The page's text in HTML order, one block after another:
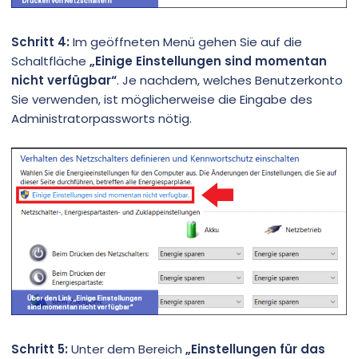
Schritt 4:Im geöffneten Menü gehen Sie auf die
Schaltfläche „Einige Einstellungen sind momentan
nicht verfügbar“. Je nachdem, welches Benutzerkonto
Sie verwenden, ist möglicherweise die Eingabe des
Administratorpassworts nötig.
Schritt 5:Unter dem Bereich „Einstellungen für das